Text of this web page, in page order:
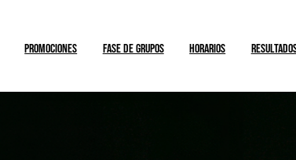
PROMOCIONES FASE DE GRUPOS HORARIOS